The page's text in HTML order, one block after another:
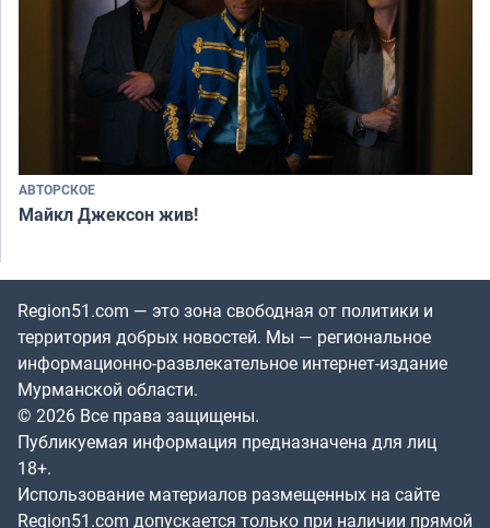
АВТОРСКОЕ
Майкл Джексон жив!
Region51.com — это зона свободная от политики и
территория добрых новостей. Мы — региональное
информационно-развлекательное интернет-издание
Мурманской области.
© 2026 Все права защищены.
Публикуемая информация предназначена для лиц
18+.
Использование материалов размещенных на сайте
Region51.com допускается только при наличии прямой